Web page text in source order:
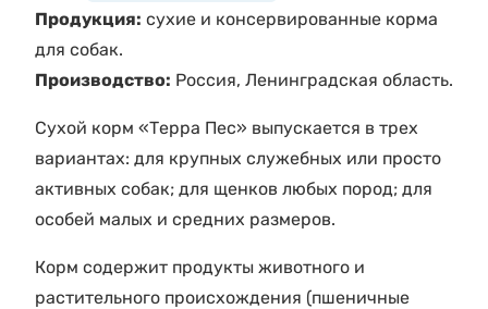
Продукция: сухие и консервированные корма
для собак.
Производство: Россия, Ленинградская область.
Сухой корм «Терра Пес» выпускается в трех
вариантах: для крупных служебных или просто
активных собак; для щенков любых пород; для
особей малых и средних размеров.
Корм содержит продукты животного и
растительного происхождения (пшеничные